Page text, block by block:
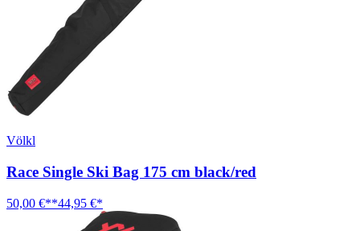
Völkl
Race Single Ski Bag 175 cm black/red
50,00 €**44,95 €*